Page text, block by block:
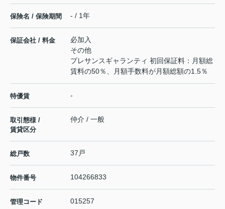
保険名 / 保険期間 - / 1年
保証会社 / 料金
必加入
その他
プレサンスギャランティ 初回保証料：月額総
賃料の50％、月額手数料が月額総額の1.5％
特優賃 -
取引態様 /
賃貸区分
仲介 / 一般
総戸数 37戸
物件番号 104266833
管理コード 015257